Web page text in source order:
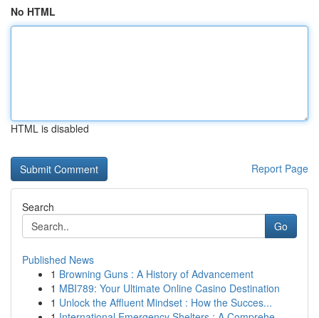
No HTML
HTML is disabled
Report Page
Search
Go
Published News
1 Browning Guns : A History of Advancement
1 MBI789: Your Ultimate Online Casino Destination
1 Unlock the Affluent Mindset : How the Succes...